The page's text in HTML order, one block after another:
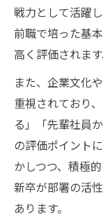
戦力として活躍
前職で培った基
高く評価されます
また、企業文化
重視されており
る」「先輩社員
の評価ポイント
かしつつ、積極
新卒が部署の活
あります。